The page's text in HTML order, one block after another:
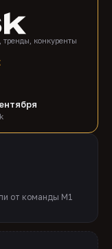
конкуренты
от команды M1